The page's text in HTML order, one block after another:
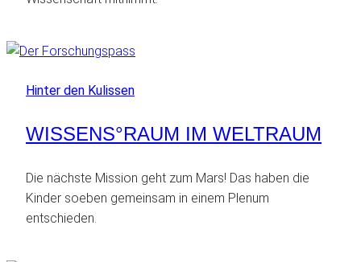
Hinter den Kulissen
WISSENS°RAUM IM WELTRAUM
Die nächste Mission geht zum Mars! Das haben die
Kinder soeben gemeinsam in einem Plenum
entschieden.